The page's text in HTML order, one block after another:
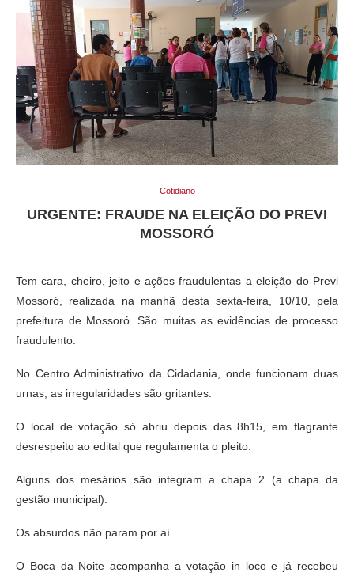
Cotidiano
URGENTE: FRAUDE NA ELEIÇÃO DO PREVI
MOSSORÓ
Tem cara, cheiro, jeito e ações fraudulentas a eleição do Previ
Mossoró, realizada na manhã desta sexta-feira, 10/10, pela
prefeitura de Mossoró. São muitas as evidências de processo
fraudulento.
No Centro Administrativo da Cidadania, onde funcionam duas
urnas, as irregularidades são gritantes.
O local de votação só abriu depois das 8h15, em flagrante
desrespeito ao edital que regulamenta o pleito.
Alguns dos mesários são integram a chapa 2 (a chapa da
gestão municipal).
Os absurdos não param por aí.
O Boca da Noite acompanha a votação in loco e já recebeu